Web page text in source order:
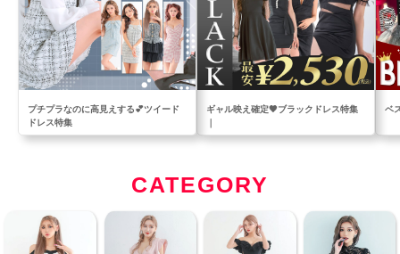
プチプラなのに高見えする💕ツイード
ドレス特集
ギャル映え確定🖤ブラックドレス特集
ベ
CATEGORY